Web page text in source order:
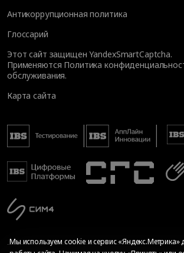
Антикоррупционная политика
Глоссарий
Этот сайт защищен YandexSmartCaptcha.
Применяются Политика
обслуживания.
Карта сайта
Мы используем cookie и сервис «Яндекс.Метрика»